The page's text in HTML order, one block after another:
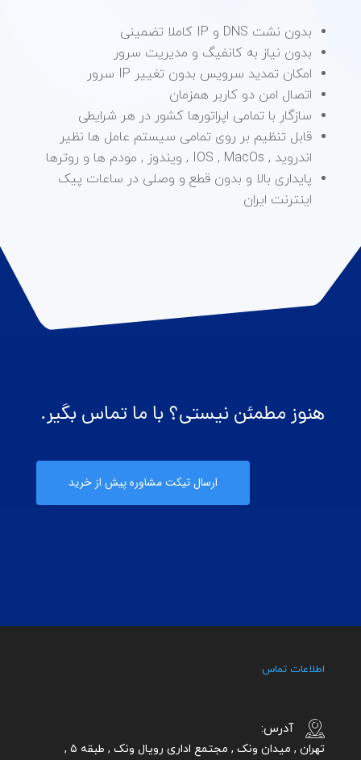
بدون نشت DNS و IP کاملا تضمینی
بدون نیاز به کانفیگ و مدیریت سرور
امکان تمدید سرویس بدون تغییر IP سرور
اتصال امن دو کاربر همزمان
سازگار با تمامی اپراتورها کشور در هر شرایطی
قابل تنظیم بر روی تمامی سیستم عامل ها نظیر
اندروید , IOS , MacOs , ویندوز , مودم ها و روترها
پایداری بالا و بدون قطع و وصلی در ساعات پیک
اینترنت ایران
هنوز مطمئن نیستی؟ با ما تماس بگیر.
ارسال تیکت مشاوره پیش از خرید
اطلاعات تماس
آدرس:
تهران , میدان ونک , مجتمع اداری رویال ونک , طبقه ۵ ,